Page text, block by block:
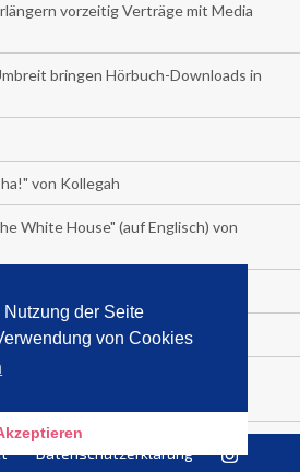
der Seite
von Cookies
vorzeitig Verträge mit Media
bringen Hörbuch-Downloads in
von Kollegah
White House" (auf Englisch) von
schauen täglich fast 6
Datenschutzerklärung